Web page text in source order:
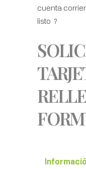
cuenta
listo ?